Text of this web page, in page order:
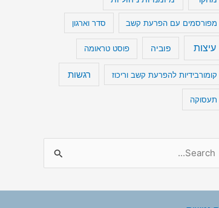
מפורסמים עם הפרעת קשב סדר וארגון
עיצות פוביה פוסט טראומה
קומורבידיות להפרעת קשב וריכוז רגשות
תעסוקה